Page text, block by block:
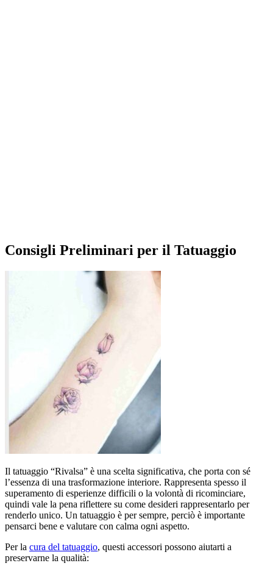
Consigli Preliminari per il Tatuaggio
Il tatuaggio “Rivalsa” è una scelta significativa, che porta con sé
l’essenza di una trasformazione interiore. Rappresenta spesso il
superamento di esperienze difficili o la volontà di ricominciare,
quindi vale la pena riflettere su come desideri rappresentarlo per
renderlo unico. Un tatuaggio è per sempre, perciò è importante
pensarci bene e valutare con calma ogni aspetto.
Per la cura del tatuaggio, questi accessori possono aiutarti a
preservarne la qualità: